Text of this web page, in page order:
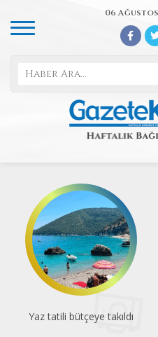
06 Ağustos
Pati izi: İstanbul'un su